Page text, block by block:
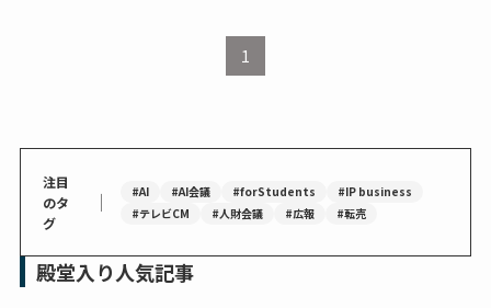
1
注目
のタ
グ
｜ #AI #AI会議 #forStudents
#IP business
#テレビCM
#人財会議 #広報 #転売
殿堂入り人気記事